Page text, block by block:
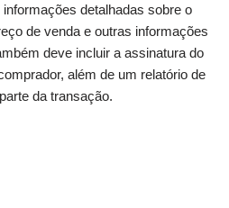
detalhadas sobre o
de venda e outras informações
deve incluir a assinatura do
além de um relatório de
da transação.